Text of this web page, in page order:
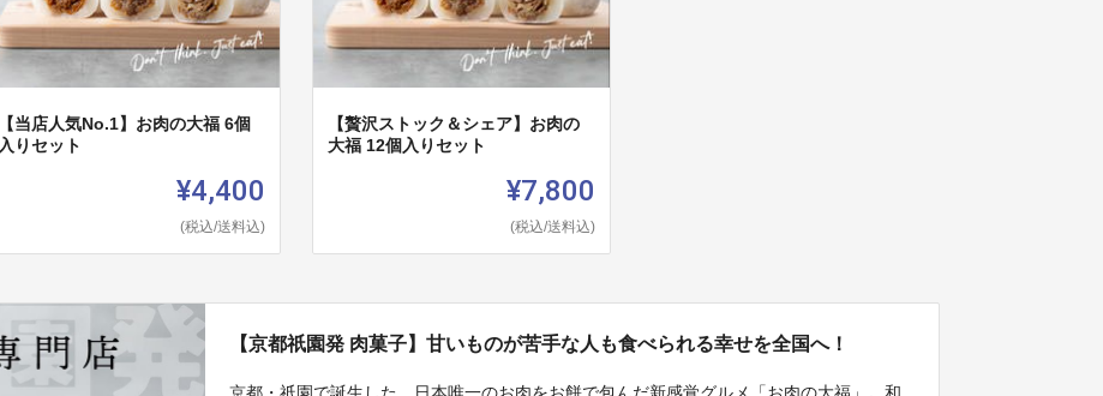
【当店人気No.1】お肉の大福 6個
入りセット
¥4,400
(税込/送料込)
【贅沢ストック＆シェア】お肉の
大福 12個入りセット
¥7,800
(税込/送料込)
【京都祇園発 肉菓子】甘いものが苦手な人も食べられる幸せを全国へ！
京都・祇園で誕生した、日本唯一のお肉をお餅で包んだ新感覚グルメ「お肉の大福」。和